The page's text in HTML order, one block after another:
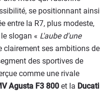
se positionnant ainsi
entre la R7, plus modeste,
slogan « L'aube d'une
clairement ses ambitions de
des sportives de
comme une rivale
Agusta F3 800 et la Ducati